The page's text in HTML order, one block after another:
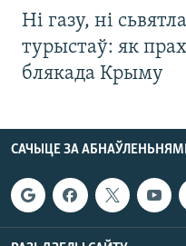
Ні газу, ні
турыстаў: як
блякада Крыму
САЧЫЦЕ ЗА АБНАЎЛЕНЬНЯМІ